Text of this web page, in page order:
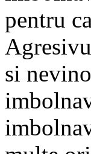
pentru
si